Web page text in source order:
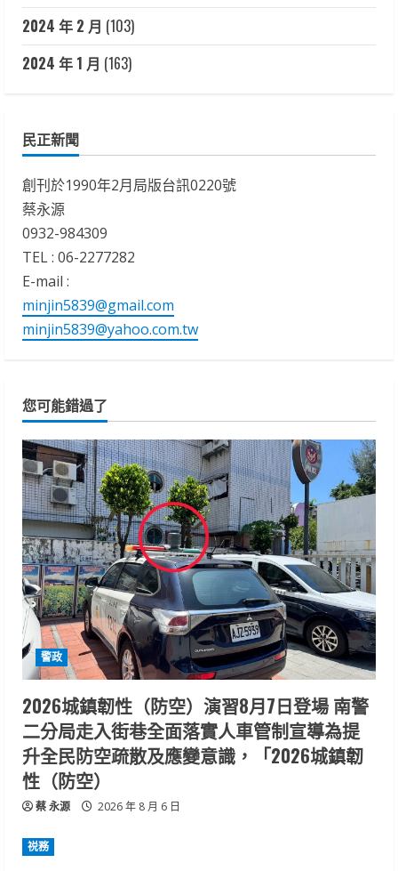
2024 年 2 月 (103)
2024 年 1 月 (163)
民正新聞
創刊於1990年2月局版台訊0220號
蔡永源
0932-984309
TEL : 06-2277282
E-mail :
minjin5839@gmail.com
minjin5839@yahoo.com.tw
您可能錯過了
警政
2026城鎮韌性（防空）演習8月7日登場 南警
二分局走入街巷全面落實人車管制宣導為提
升全民防空疏散及應變意識，「2026城鎮韌
性（防空）
蔡 永源 2026 年 8 月 6 日
祱務